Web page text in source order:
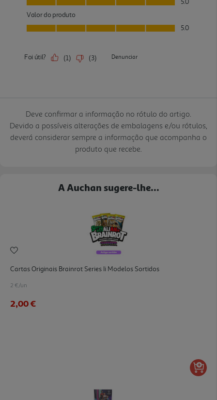
Deve confirmar a informação no rótulo do artigo.
Devido a possíveis alterações de embalagens e/ou rótulos,
deverá considerar sempre a informação que acompanha o
produto que recebe.
A Auchan sugere-lhe...
Cartas Originais Brainrot Series Ii Modelos Sortidos
2 €/un
2,00 €